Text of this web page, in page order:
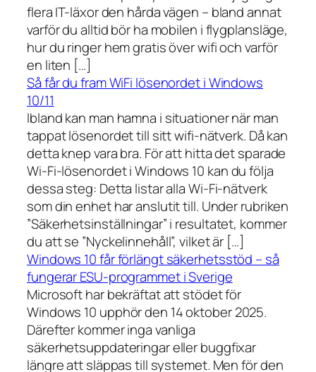
flera IT-läxor den hårda vägen – bland annat
varför du alltid bör ha mobilen i flygplansläge,
hur du ringer hem gratis över wifi och varför
en liten […]
Så får du fram WiFi lösenordet i Windows
10/11
Ibland kan man hamna i situationer när man
tappat lösenordet till sitt wifi-nätverk. Då kan
detta knep vara bra. För att hitta det sparade
Wi-Fi-lösenordet i Windows 10 kan du följa
dessa steg: Detta listar alla Wi-Fi-nätverk
som din enhet har anslutit till. Under rubriken
”Säkerhetsinställningar” i resultatet, kommer
du att se ”Nyckelinnehåll”, vilket är […]
Windows 10 får förlängt säkerhetsstöd – så
fungerar ESU-programmet i Sverige
Microsoft har bekräftat att stödet för
Windows 10 upphör den 14 oktober 2025.
Därefter kommer inga vanliga
säkerhetsuppdateringar eller buggfixar
längre att släppas till systemet. Men för den